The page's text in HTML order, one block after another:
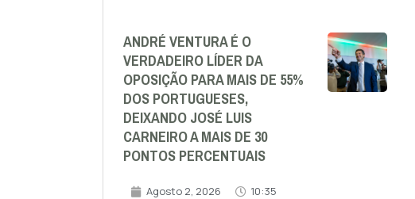
ANDRÉ VENTURA É O
VERDADEIRO LÍDER DA
OPOSIÇÃO PARA MAIS DE 55%
DOS PORTUGUESES,
DEIXANDO JOSÉ LUIS
CARNEIRO A MAIS DE 30
PONTOS PERCENTUAIS
Agosto 2, 2026 10:35